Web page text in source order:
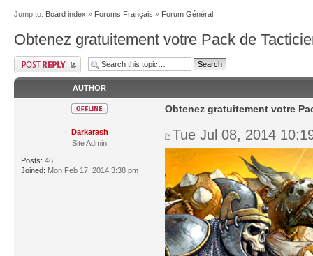
Jump to: Board index » Forums Français » Forum Général
Obtenez gratuitement votre Pack de
AUTHOR
Darkarash
Site Admin
Posts: 46
Joined: Mon Feb 17, 2014 3:38 pm
Obtenez gratuitement votre
Tue Jul 08, 2014